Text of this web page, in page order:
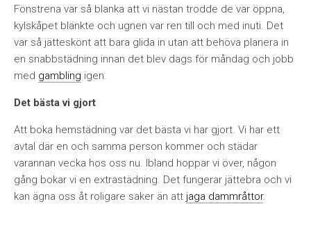
Fönstrena var så blanka att vi nästan trodde de var öppna,
kylskåpet blänkte och ugnen var ren till och med inuti. Det
var så jätteskönt att bara glida in utan att behöva planera in
en snabbstädning innan det blev dags för måndag och jobb
med gambling igen.
Det bästa vi gjort
Att boka hemstädning var det bästa vi har gjort. Vi har ett
avtal där en och samma person kommer och städar
varannan vecka hos oss nu. Ibland hoppar vi över, någon
gång bokar vi en extrastädning. Det fungerar jättebra och vi
kan ägna oss åt roligare saker än att jaga dammråttor.